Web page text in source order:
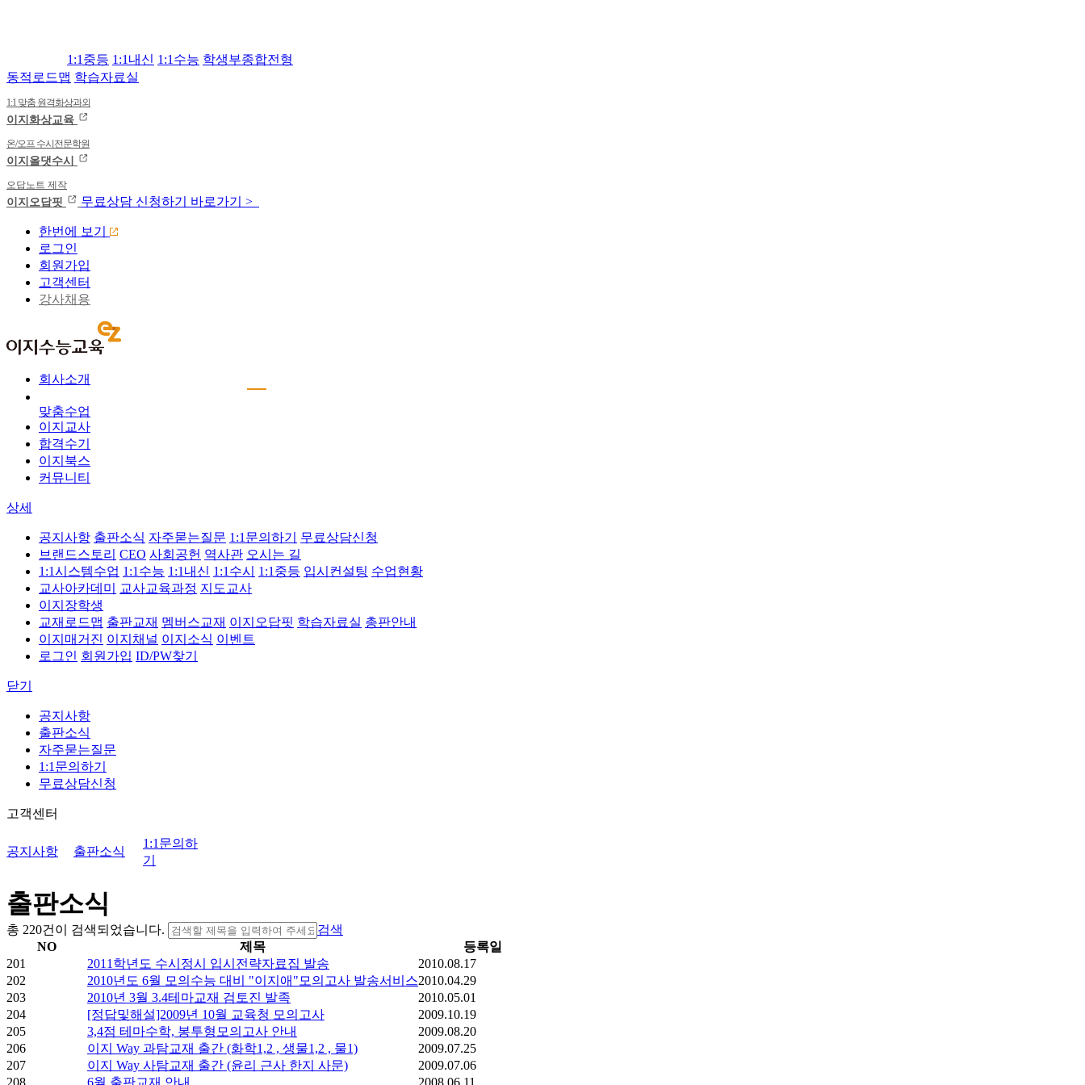
1:1중등 1:1내신 1:1수능 학생부종합전형
동적로드맵 학습자료실
1:1 맞춤 원격화상과외
이지화상교육
온/오프 수시전문학원
이지올댓수시
오답노트 제작
이지오답핏 무료상담 신청하기 바로가기 >
한번에 보기
로그인
회원가입
고객센터
강사채용
회사소개
맞춤수업
이지교사
합격수기
이지북스
커뮤니티
상세
공지사항 출판소식 자주묻는질문 1:1문의하기
무료상담신청
브랜드스토리 CEO 사회공헌 역사관 오시는 길
1:1시스템수업 1:1수능 1:1내신 1:1수시 1:1중등 입시컨설팅 수업현황
교사아카데미
교사교육과정 지도교사
이지장학생
교재로드맵 출판교재 멤버스교재 이지오답핏 학습자료실 총판안내
이지매거진 이지채널 이지소식 이벤트
로그인 회원가입 ID/PW찾기
닫기
공지사항
출판소식
자주묻는질문
1:1문의하기
무료상담신청
고객센터
공지사항 출판소식
1:1문의하
기
출판소식
총 220건이 검색되었습니다.
검색
NO
제목
등록일
201
2011학년도 수시정시 입시전략자료집 발송
2010.08.17
202
2010년도 6월 모의수능 대비 "이지애"모의고사 발송서비스2010.04.29
203
2010년 3월 3.4테마교재 검토진 발족
2010.05.01
204
[정답및해설]2009년 10월 교육청 모의고사
2009.10.19
205
3,4점 테마수학, 봉투형모의고사 안내
2009.08.20
206
이지 Way 과탐교재 출간 (화학1,2 , 생물1,2 , 물1)
2009.07.25
207
이지 Way 사탐교재 출간 (윤리 근사 한지 사문)
2009.07.06